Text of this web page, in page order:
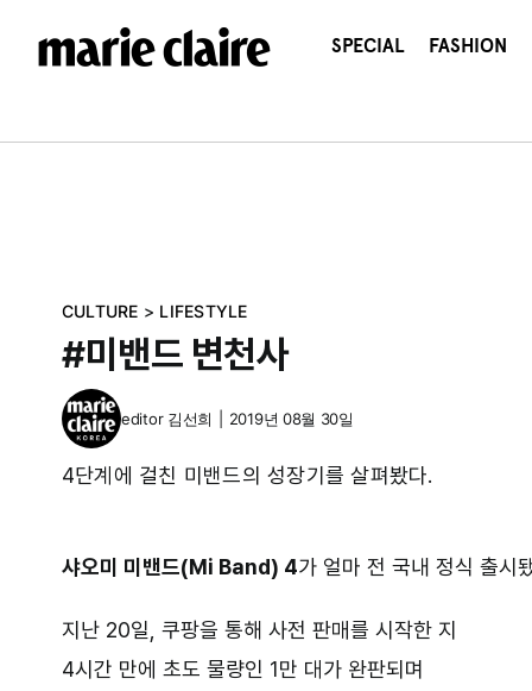
건
SPECIAL FASHION
CULTURE > LIFESTYLE
#미밴드 변천사
editor 김선희 2019년 08월 30일
4단계에 걸친 미밴드의 성장기를 살펴봤다.
샤오미 미밴드(Mi Band) 4가 얼마 전 국내 정식 출시
지난 20일, 쿠팡을 통해 사전 판매를 시작한 지
4시간 만에 초도 물량인 1만 대가 완판되며